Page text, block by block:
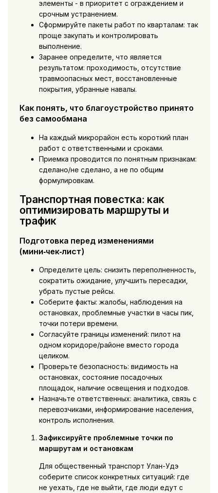
элементы - в приоритет с ограждением и
срочным устранением.
Сформируйте пакеты работ по кварталам: так
проще закупать и контролировать
выполнение.
Заранее определите, что является
результатом: проходимость, отсутствие
травмоопасных мест, восстановленные
покрытия, убранные навалы.
Как понять, что благоустройство принято
без самообмана
На каждый микрорайон есть короткий план
работ с ответственными и сроками.
Приемка проводится по понятным признакам:
сделано/не сделано, а не по общим
формулировкам.
Транспортная повестка: как
оптимизировать маршруты и
трафик
Подготовка перед изменениями
(мини‑чек‑лист)
Определите цель: снизить переполненность,
сократить ожидание, улучшить пересадки,
убрать пустые рейсы.
Соберите факты: жалобы, наблюдения на
остановках, проблемные участки в часы пик,
точки потери времени.
Согласуйте границы изменений: пилот на
одном коридоре/районе вместо города
целиком.
Проверьте безопасность: видимость на
остановках, состояние посадочных
площадок, наличие освещения и подходов.
Назначьте ответственных: аналитика, связь с
перевозчиками, информирование населения,
контроль исполнения.
Зафиксируйте проблемные точки по
маршрутам и остановкам
Для общественный транспорт Улан-Удэ
соберите список конкретных ситуаций: где
не уехать, где не выйти, где люди едут с